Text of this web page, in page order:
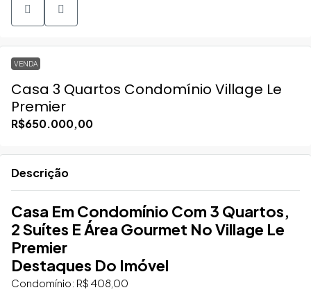
VENDA
Casa 3 Quartos Condomínio Village Le
Premier
R$650.000,00
Descrição
Casa Em Condomínio Com 3 Quartos,
2 Suítes E Área Gourmet No Village Le
Premier
Destaques Do Imóvel
Condomínio: R$ 408,00